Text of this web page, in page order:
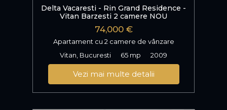
Delta Vacaresti - Rin Grand Residence -
Vitan Barzesti 2 camere NOU
74,000 €
Apartament cu 2 camere de vânzare
Vitan, Bucuresti
65 mp 2009
Vezi mai multe detalii